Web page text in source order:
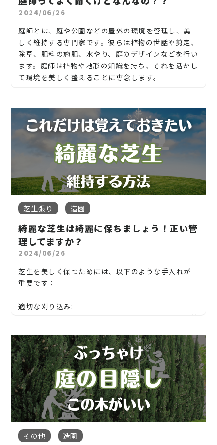
グレープフルーツの木、カツラの木、柿、みかん、グ
ミ、エゴノキ、ハナミズキ、ジューンベリー、ヤマボ
ウシ、カイズカ、花梨、クロガネモチ、ベニカナメ、
サザンカ、ホルトノキ、つつじ、コデマリ
芝生が敷き詰められたら、それを土壌に固定します。
これには、苗を軽く押し付けて地面に接地させるこ
とや、苗を水やりして根を地面に根付かせることが
含まれます。
芝が地面に根付いたら、適切な水やりと手入れが必
要です。これには、定期的な水やり、刈り込み、施肥
などが含まれます。
芝張りは、美しい芝生を育てるために重要なステッ
プです。適切な手入れと管理が行われれば、芝生は健
康で美しい状態を保ちます。
ステリア工事まで自社で一気通貫で行っております。
見積もりは無料ですので、お庭のことなら当社にお気
軽にご連絡ください！
お庭や木に関するお悩みに全力でご対応させて頂き
ます！
ので、
お気軽にお問い合わせください！
松、スギ、クスノキ、くろがねもち、もみの木、どん
ぐりの木、竹、柿の木、オリーブ、もみじ、柿の木、
金木犀、アカシア、シダレエゴノキ、コニファー、
梅、かしの木、ブルーアイス、クチナシ、ナンテン、
木、桜、ゴールドクレスト、アオハダ、いちじく、椰
グレープフルーツの木、カツラの木、柿、みかん、グ
ミ、エゴノキ、ハナミズキ、ジューンベリー、ヤマボ
ウシ、カイズカ、花梨、クロガネモチ、ベニカナメ、
サザンカ、ホルトノキ、つつじ、コデマリ
2024/06/26
庭師とは、庭や公園などの屋外の環境を管理し、美
しく維持する専門家です。彼らは植物の世話や剪定、
除草、肥料の施肥、水やり、庭のデザインなどを行い
ます。庭師は植物や地形の知識を持ち、それを活かし
て環境を美しく整えることに専念します。
公共の公園、企業の敷地、さらには歴史的な庭園や
風景の保存など、さまざまな場所で活躍します。彼ら
は季節や植物の特性に応じて作業を計画し、庭が美
しく繁栄するよう努めます。
園や公園のデザイン、植栽の配置、地形の調整などを
行い、美しい景観を創り出します。彼らの仕事は、自
然と人工の要素を組み合わせて、屋外空間を豊かなも
のに変えることにあります。
庭師は植物や環境に対する情熱と技術を持ち、美し
い庭を創り出すために日々努力しています。彼らの仕
します。
【青森県】青森県弘前市、鯵ヶ沢町
地域密着で伐採・抜根・剪定・草刈りなどのお庭の
い！
当社では造園工事はもちろんのこと、外構工事やエク
ステリア工事まで自社で一気通貫で行っております。
見積もりは無料ですので、お庭のことなら当社にお気
軽にご連絡ください！
お庭や木に関するお悩みに全力でご対応させて頂き
ので、
お気軽にお問い合わせください！
松、スギ、クスノキ、くろがねもち、もみの木、どん
ぐりの木、竹、柿の木、オリーブ、もみじ、柿の木、
金木犀、アカシア、シダレエゴノキ、コニファー、
梅、かしの木、ブルーアイス、クチナシ、ナンテン、
木、桜、ゴールドクレスト、アオハダ、いちじく、椰
芝生張り 造園
綺麗な芝生は綺麗に保ちましょう！正い管
理してますか？
2024/06/26
芝生を美しく保つためには、以下のような手入れが
重要です：
適切な刈り込み:
す。刈り込みすぎると芝生の根が弱まり、雑草の成長
を促進する可能性があります。
定期的な水やり:
夏場や乾燥期には芝生に十分な水を与えることが重
要です。水やりの頻度と量は地域や気候によって異な
りますが、一般的には週に1〜2回、深く浸透するよ
うに水を与えます。
【青森県】青森県弘前市、鯵ヶ沢町
その他青森県内対応
地域密着で伐採・抜根・剪定・草刈りなどのお庭の
こと、造園・植木屋をお探しなら当社にご相談くださ
その他 造園